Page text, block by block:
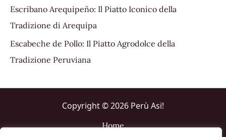
Escribano Arequipeño: Il Piatto Iconico della
Tradizione di Arequipa
Escabeche de Pollo: Il Piatto Agrodolce della
Tradizione Peruviana
Copyright © 2026 Perù Asi!
Home